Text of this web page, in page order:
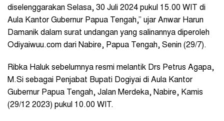
diselenggarakan Selasa, 30 Juli 2024 pukul 15.00 WIT di
Aula Kantor Gubernur Papua Tengah,” ujar Anwar Harun
Damanik dalam surat undangan yang salinannya diperoleh
Odiyaiwuu.com dari Nabire, Papua Tengah, Senin (29/7).
Ribka Haluk sebelumnya resmi melantik Drs Petrus Agapa,
M.Si sebagai Penjabat Bupati Dogiyai di Aula Kantor
Gubernur Papua Tengah, Jalan Merdeka, Nabire, Kamis
(29/12 2023) pukul 10.00 WIT.